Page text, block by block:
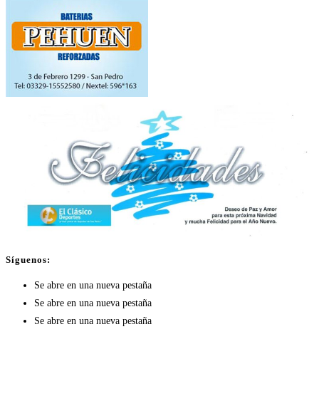
Síguenos:
Se abre en una nueva pestaña
Se abre en una nueva pestaña
Se abre en una nueva pestaña